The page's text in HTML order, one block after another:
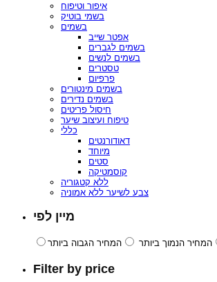
איפור וטיפוח
בשמי בוטיק
בשמים
אפטר שייב
בשמים לגברים
בשמים לנשים
טסטרים
פרפיום
בשמים מינטורים
בשמים נדירים
חיסול פריטים
טיפוח ועיצוב שיער
כללי
דאודורנטים
מיוחד
סטים
קוסמטיקה
ללא קטגוריה
צבע לשיער ללא אמוניה
מיין לפי
המחיר הנמוך ביותר המחיר הגבוה ביותר
Filter by price